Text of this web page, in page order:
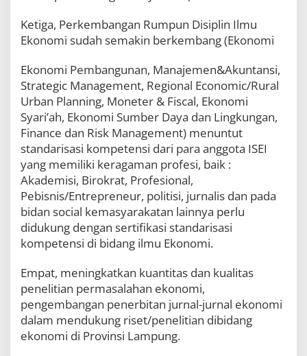
Ketiga, Perkembangan Rumpun Disiplin Ilmu
Ekonomi sudah semakin berkembang (Ekonomi
Ekonomi Pembangunan, Manajemen&Akuntansi,
Strategic Management, Regional Economic/Rural
Urban Planning, Moneter & Fiscal, Ekonomi
Syari’ah, Ekonomi Sumber Daya dan Lingkungan,
Finance dan Risk Management) menuntut
standarisasi kompetensi dari para anggota ISEI
yang memiliki keragaman profesi, baik :
Akademisi, Birokrat, Profesional,
Pebisnis/Entrepreneur, politisi, jurnalis dan pada
bidan social kemasyarakatan lainnya perlu
didukung dengan sertifikasi standarisasi
kompetensi di bidang ilmu Ekonomi.
Empat, meningkatkan kuantitas dan kualitas
penelitian permasalahan ekonomi,
pengembangan penerbitan jurnal-jurnal ekonomi
dalam mendukung riset/penelitian dibidang
ekonomi di Provinsi Lampung.